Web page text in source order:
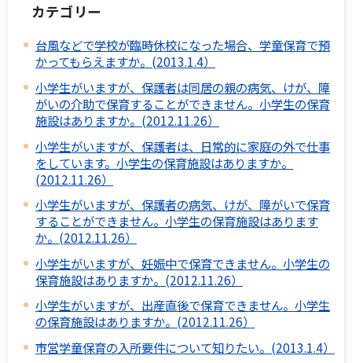
カテゴリー
台風などで学校が臨時休校になった場合、学童保育で預
かってもらえますか。(2013.1.4）
小学生がいますが、保護者は同居の親の病気、けが、障
がいの介助で保育することができません。小学生の保育
施設はありますか。(2012.11.26）
小学生がいますが、保護者は、日常的に家庭の外で仕事
をしています。小学生の保育施設はありますか。
(2012.11.26）
小学生がいますが、保護者の病気、けが、障がいで保育
することができません。小学生の保育施設はあります
か。(2012.11.26）
小学生がいますが、妊娠中で保育できません。小学生の
保育施設はありますか。(2012.11.26）
小学生がいますが、出産直後で保育できません。小学生
の保育施設はありますか。(2012.11.26）
市営学童保育の入所要件について知りたい。(2013.1.4）